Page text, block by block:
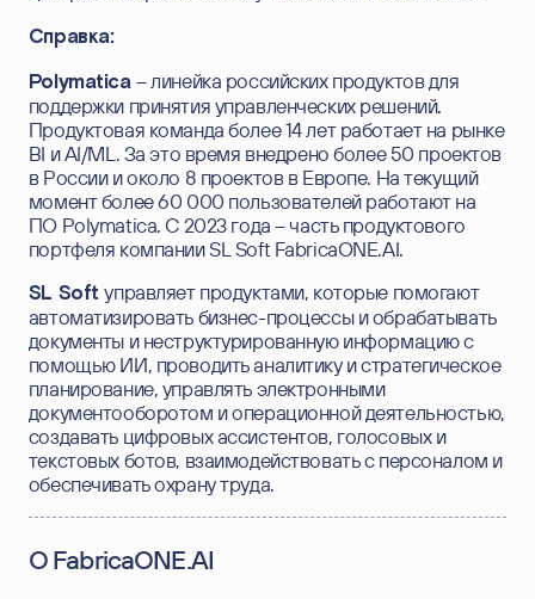
Справка:
Polymatica– линейка российских продуктов для
поддержки принятия управленческих решений.
Продуктовая команда более 14 лет работает на рынке
BI и AI/ML. За это время внедрено более 50 проектов
в России и около 8 проектов в Европе. На текущий
момент более 60 000 пользователей работают на
ПО Polymatica. С 2023 года – часть продуктового
портфеля компании SL Soft FabricaONE.AI.
SL Softуправляет продуктами, которые помогают
автоматизировать бизнес-процессы и обрабатывать
документы и неструктурированную информацию с
помощью ИИ, проводить аналитику и стратегическое
планирование, управлять электронными
документооборотом и операционной деятельностью,
создавать цифровых ассистентов, голосовых и
текстовых ботов, взаимодействовать с персоналом и
обеспечивать охрану труда.
О FabricaONE.AI